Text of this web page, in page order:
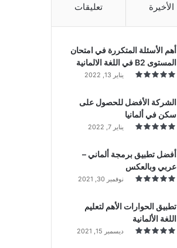
الأخيرة تعليقات
أهم الأسئلة المتكررة في امتحان
المستوى B2 في اللغة الالمانية
يناير 13, 2022
الشركة الأفضل للحصول على
سكن في ألمانيا
يناير 7, 2022
أفضل تطبيق برمجة ألماني –
عربي وبالعكس
نوفمبر 30, 2021
تطبيق الحوارات الأهم لتعليم
اللغة الألمانية
ديسمبر 15, 2021